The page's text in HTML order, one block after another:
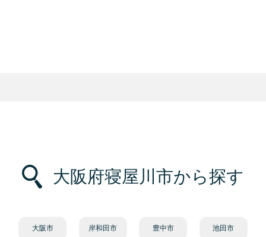
大阪府寝屋川市から探す
大阪市 岸和田市 豊中市 池田市